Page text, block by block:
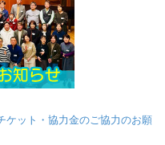
ケット・協力金のご協力のお願